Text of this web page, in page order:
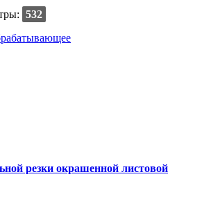
532
резки окрашенной листовой